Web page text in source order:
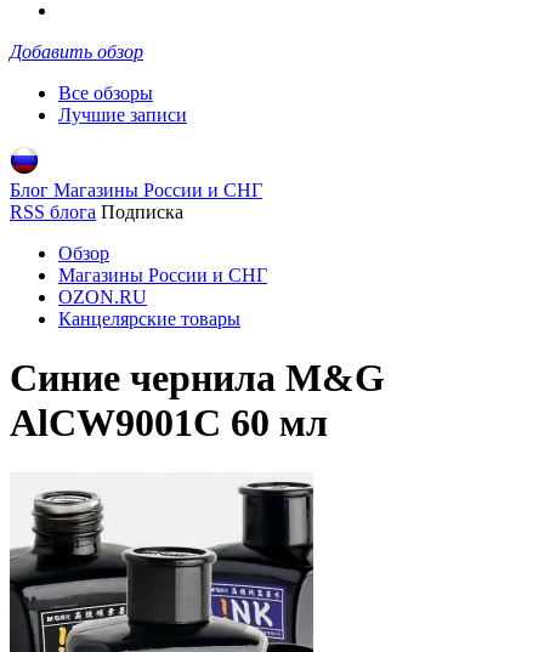
Добавить обзор
Все обзоры
Лучшие записи
Блог Магазины России и СНГ
RSS блога Подписка
Обзор
Магазины России и СНГ
OZON.RU
Канцелярские товары
Синие чернила M&G
AlCW9001C 60 мл